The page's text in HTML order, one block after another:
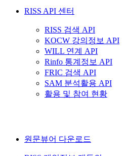
RISS API 센터
RISS 검색 API
KOCW 강의정보 API
WILL 연계 API
Rinfo 통계정보 API
FRIC 검색 API
SAM 분석활용 API
활용 및 참여 현황
원문뷰어 다운로드